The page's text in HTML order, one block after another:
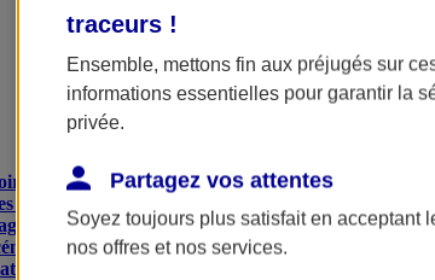
clés
publicitaires
traceurs !
Ensemble, mettons fin aux préjugés sur
informations essentielles pour garantir la
privée.
Partagez vos attentes
Soyez toujours plus satisfait en acceptant
nos offres et nos services.